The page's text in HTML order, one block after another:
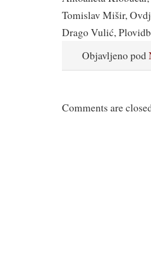
Tomislav Mišir,
Drago Vulić,
Objavljeno pod
Comments are